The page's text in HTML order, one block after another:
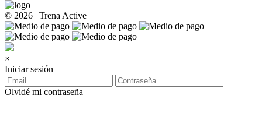
© 2026 | Trena Active
×
Iniciar sesión
Olvidé mi contraseña